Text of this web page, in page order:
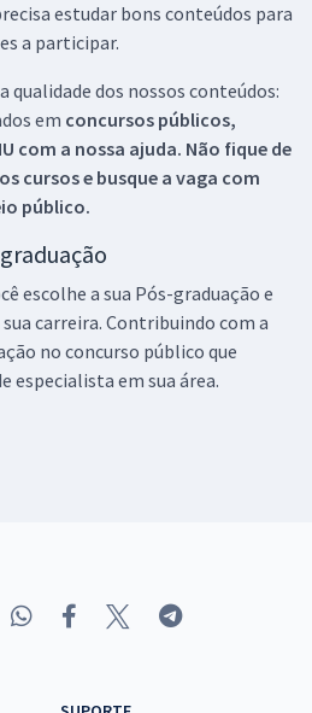
estudar bons conteúdos para
a participar.
qualidade dos nossos conteúdos:
em concursos públicos,
com a nossa ajuda. Não fique de
cursos e busque a vaga com
público.
escolhe a sua Pós-graduação e
carreira. Contribuindo com a
no concurso público que
especialista em sua área.